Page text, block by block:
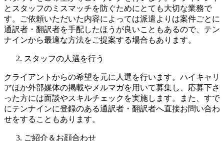
とスタッフのミスマッチを防ぐためにとても大切な業務で
す。ご依頼いただいた内容によっては派遣よりは案件ごとに
通訳者・翻訳者を手配したほうが良いこともあるので、テン
ナインから最適な方法をご提案する場合もあります。
スタッフの人選を行う
クライアントからの希望を元に人選を行います。ハイキャリ
アほか外部媒体の掲載やメルマガを用いて募集し、応募下さ
った方には面談やスキルチェックを実施します。また、すで
にテンナインに登録のある通訳者・翻訳者へ直接お問い合わ
せをすることもあります。
ご紹介＆お顔合わせ